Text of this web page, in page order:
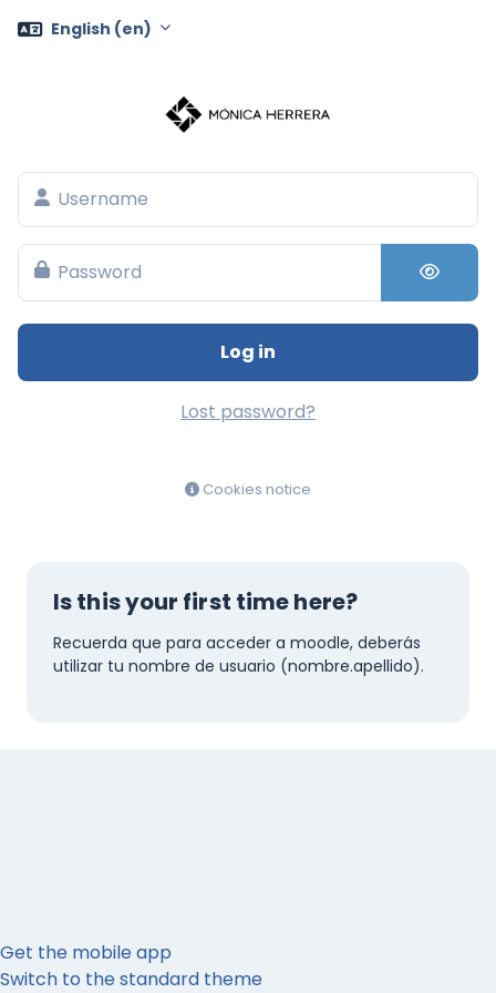
English ‎(en)‎
Log in
Lost password?
Cookies notice
Is this your first time here?
Recuerda que para acceder a moodle, deberás
utilizar tu nombre de usuario (nombre.apellido).
Get the mobile app
Switch to the standard theme